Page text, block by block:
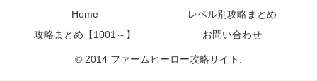
Home
レベル別攻略まとめ
攻略まとめ【1001～】
お問い合わせ
© 2014 ファームヒーロー攻略サイト.